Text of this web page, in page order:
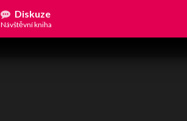
Diskuze
Návštěvní kniha